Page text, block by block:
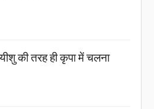
यीशु की तरह ही कृपा में चलना